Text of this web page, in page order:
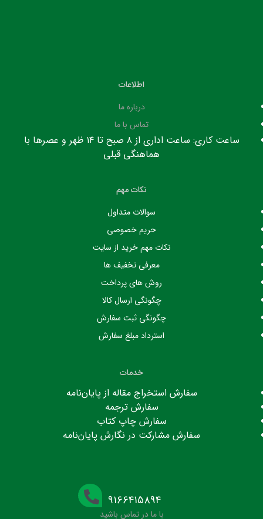
اطلاعات
درباره ما
تماس با ما
ساعت کاری: ساعت اداری از ۸ صبح تا ۱۴ ظهر و عصرها با
هماهنگی قبلی
نکات مهم
سوالات متداول
حریم خصوصی
نکات مهم خرید از سایت
معرفی تخفیف ها
روش های پرداخت
چگونگی ارسال کالا
چگونگی ثبت سفارش
استرداد مبلغ سفارش
خدمات
سفارش استخراج مقاله از پایان‌نامه
سفارش ترجمه
سفارش چاپ کتاب
سفارش مشارکت در نگارش پایان‌نامه
۹۱۶۶۴۱۵۸۹۴
با ما در تماس باشید